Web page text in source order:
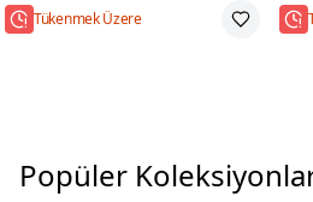
Tükenmek Üzere
Popüler